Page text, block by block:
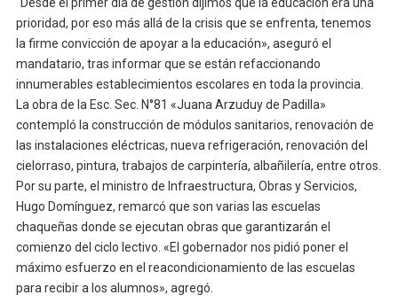
prioridad, por eso más allá de la crisis que se enfrenta, tenemos
la firme convicción de apoyar a la educación», aseguró el
mandatario, tras informar que se están refaccionando
innumerables establecimientos escolares en toda la provincia.
La obra de la Esc. Sec. N°81 «Juana Arzuduy de Padilla»
contempló la construcción de módulos sanitarios, renovación de
las instalaciones eléctricas, nueva refrigeración, renovación del
cielorraso, pintura, trabajos de carpintería, albañilería, entre otros.
Por su parte, el ministro de Infraestructura, Obras y Servicios,
Hugo Domínguez, remarcó que son varias las escuelas
chaqueñas donde se ejecutan obras que garantizarán el
comienzo del ciclo lectivo. «El gobernador nos pidió poner el
máximo esfuerzo en el reacondicionamiento de las escuelas
para recibir a los alumnos», agregó.